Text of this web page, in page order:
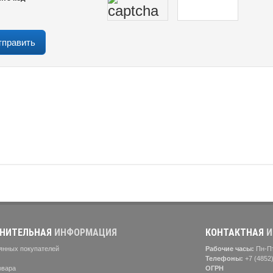
ИНФОРМАЦИЯ
покупателей
КОНТАКТНАЯ
Рабочие часы: Пн-
Телефоны: +7
ОГРН